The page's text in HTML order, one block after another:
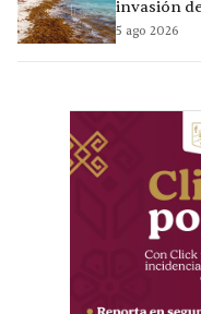
invasión
5 ago 2026